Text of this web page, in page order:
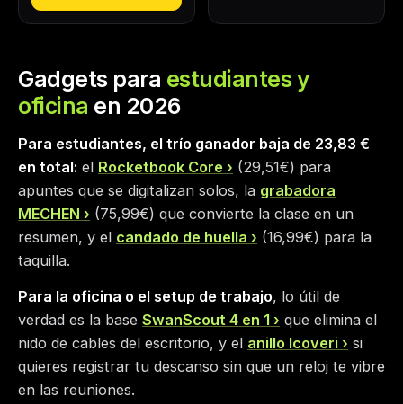
Gadgets para estudiantes y
oficina en 2026
Para estudiantes, el trío ganador baja de 23,83 €
en total: el Rocketbook Core
(29,51€) para
apuntes que se digitalizan solos, la grabadora
MECHEN
(75,99€) que convierte la clase en un
resumen, y el candado de huella
(16,99€) para la
taquilla.
Para la oficina o el setup de trabajo, lo útil de
verdad es la base SwanScout 4 en 1
que elimina el
nido de cables del escritorio, y el anillo Icoveri
si
quieres registrar tu descanso sin que un reloj te vibre
en las reuniones.